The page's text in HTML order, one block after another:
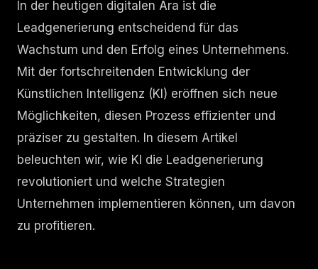
In der heutigen digitalen Ära ist die
Leadgenerierung entscheidend für das
Wachstum und den Erfolg eines Unternehmens.
Mit der fortschreitenden Entwicklung der
Künstlichen Intelligenz (KI) eröffnen sich neue
Möglichkeiten, diesen Prozess effizienter und
präziser zu gestalten. In diesem Artikel
beleuchten wir, wie KI die Leadgenerierung
revolutioniert und welche Strategien
Unternehmen implementieren können, um davon
zu profitieren.